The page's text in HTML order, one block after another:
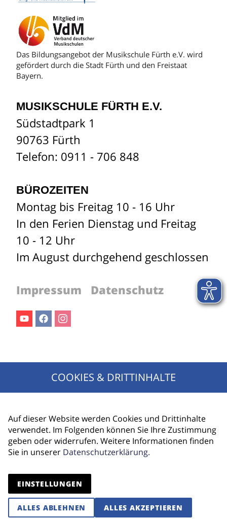
Das Bildungsangebot der Musikschule Fürth e.V. wird
gefördert durch die Stadt Fürth und den Freistaat
Bayern.
MUSIKSCHULE FÜRTH E.V.
Südstadtpark 1
90763 Fürth
Telefon: 0911 - 706 848
BÜROZEITEN
Montag bis Freitag 10 - 16 Uhr
In den Ferien Dienstag und Freitag
10 - 12 Uhr
Im August durchgehend geschlossen
Impressum Datenschutz
Jetzt für den Newsletter anmelden!
ANMELDEN
COOKIES & DRITTINHALTE
Auf dieser Website werden Cookies und Drittinhalte
verwendet. Im Folgenden können Sie Ihre Zustimmung
geben oder widerrufen. Weitere Informationen finden
Sie in unserer Datenschutzerklärung.
EINSTELLUNGEN
ALLES ABLEHNEN ALLES AKZEPTIEREN